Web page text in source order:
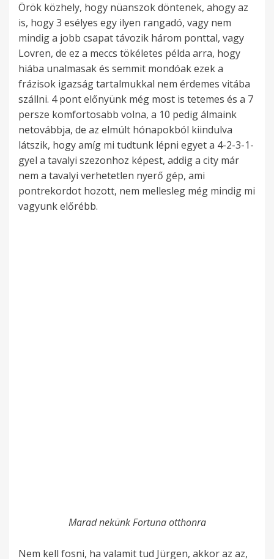
Örök közhely, hogy nüanszok döntenek, ahogy az
is, hogy 3 esélyes egy ilyen rangadó, vagy nem
mindig a jobb csapat távozik három ponttal, vagy
Lovren, de ez a meccs tökéletes példa arra, hogy
hiába unalmasak és semmit mondóak ezek a
frázisok igazság tartalmukkal nem érdemes vitába
szállni. 4 pont előnyünk még most is tetemes és a 7
persze komfortosabb volna, a 10 pedig álmaink
netovábbja, de az elmúlt hónapokból kiindulva
látszik, hogy amíg mi tudtunk lépni egyet a 4-2-3-1-
gyel a tavalyi szezonhoz képest, addig a city már
nem a tavalyi verhetetlen nyerő gép, ami
pontrekordot hozott, nem mellesleg még mindig mi
vagyunk előrébb.
Marad nekünk Fortuna otthonra
Nem kell fosni, ha valamit tud Jürgen, akkor az az,